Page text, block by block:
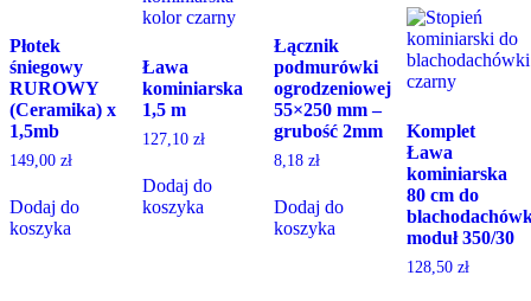
Płotek
śniegowy
RUROWY
(Ceramika) x
1,5mb
149,00 zł
Dodaj do
koszyka
Ława
kominiarska
1,5 m
127,10 zł
Dodaj do
koszyka
Łącznik
podmurówki
ogrodzeniowej
55×250 mm –
grubość 2mm
8,18zł
Dodaj do
koszyka
Komplet
Ława
kominiarska
80 cm do
moduł 350/30
128,50 zł